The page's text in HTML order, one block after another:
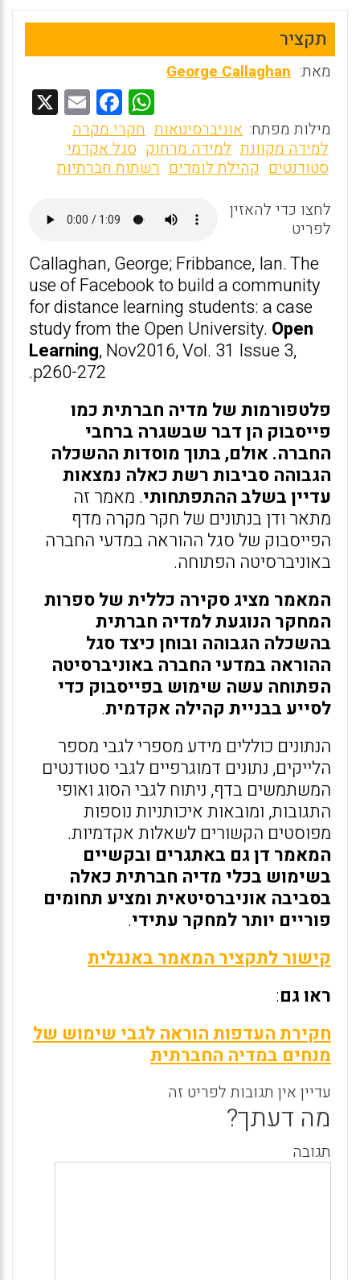
תקציר
מאת: George Callaghan
W
h
at
s
A
p
p
F
a
ce
b
o
o
k
E
m
l
מילות מפתח: אוניברסיטאות חקרי מקרה
למידה מקוונת למידה מרחוק סגל אקדמי
סטודנטים קהילת לומדים רשתות חברתיות
לחצו כדי להאזין
לפריט
Callaghan, George; Fribbance, Ian. The
use of Facebook to build a community
for distance learning students: a case
study from the Open University. Open
Learning, Nov2016, Vol. 31 Issue 3,
p260-272.
פלטפורמות של מדיה חברתית כמו
פייסבוק הן דבר שבשגרה ברחבי
החברה. אולם, בתוך מוסדות ההשכלה
הגבוהה סביבות רשת כאלה נמצאות
עדיין בשלב ההתפתחותי. מאמר זה
מתאר ודן בנתונים של חקר מקרה מדף
הפייסבוק של סגל ההוראה במדעי החברה
באוניברסיטה הפתוחה.
המאמר מציג סקירה כללית של ספרות
המחקר הנוגעת למדיה חברתית
בהשכלה הגבוהה ובוחן כיצד סגל
ההוראה במדעי החברה באוניברסיטה
הפתוחה עשה שימוש בפייסבוק כדי
לסייע בבניית קהילה אקדמית.
הנתונים כוללים מידע מספרי לגבי מספר
הלייקים, נתונים דמוגרפיים לגבי סטודנטים
המשתמשים בדף, ניתוח לגבי הסוג ואופי
התגובות, ומובאות איכותניות נוספות
מפוסטים הקשורים לשאלות אקדמיות.
המאמר דן גם באתגרים ובקשיים
בשימוש בכלי מדיה חברתית כאלה
בסביבה אוניברסיטאית ומציע תחומים
פוריים יותר למחקר עתידי.
קישור לתקציר המאמר באנגלית
ראו גם:
חקירת העדפות הוראה לגבי שימוש של
מנחים במדיה החברתית
עדיין אין תגובות לפריט זה
מה דעתך?
תגובה